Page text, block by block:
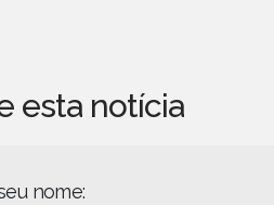
esta notícia
nome: